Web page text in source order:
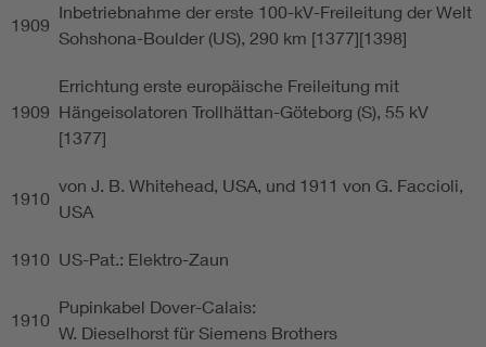
1909
Inbetriebnahme der erste 100-kV-Freileitung der Welt
Sohshona-Boulder (US), 290 km [1377][1398]
1909
Errichtung erste europäische Freileitung mit
Hängeisolatoren Trollhättan-Göteborg (S), 55 kV
[1377]
1910
von J. B. Whitehead, USA, und 1911 von G. Faccioli,
USA
1910 US-Pat.: Elektro-Zaun
1910
Pupinkabel Dover-Calais:
W. Dieselhorst für Siemens Brothers